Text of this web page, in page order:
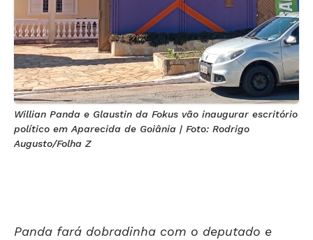
Willian Panda e Glaustin da Fokus vão inaugurar escritório
político em Aparecida de Goiânia | Foto: Rodrigo
Augusto/Folha Z
presidente estadual do Podemos, Glaustin da